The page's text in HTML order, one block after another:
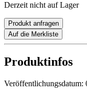
Derzeit nicht auf Lager
Produkt anfragen
Auf die Merkliste
Produktinfos
Veröffentlichungsdatum: